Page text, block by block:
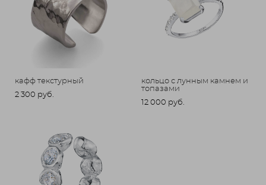
кафф текстурный
2 300 pуб.
кольцо с лунным камнем и
топазами
12 000 pуб.